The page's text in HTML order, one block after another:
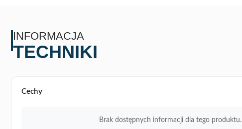
INFORMACJA
TECHNIKI
Cechy
Brak dostępnych informacji dla tego produktu.